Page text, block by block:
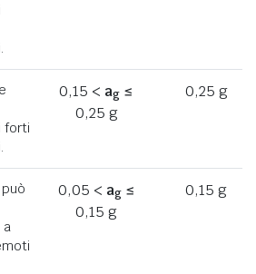
forti
0,15 < ag ≤
0,25 g
0,25 g
a
0,05 < ag≤
0,15 g
0,15 g